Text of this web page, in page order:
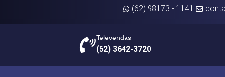
(62) 98173 - 1141
Televendas
(62) 3642-3720